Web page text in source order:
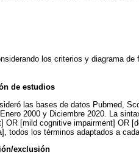
los criterios y diagrama
de estudios
las bases de datos Pubmed,
2000 y Diciembre 2020. La
OR [mild cognitive impairment] OR
todos los términos adaptados a
exclusión